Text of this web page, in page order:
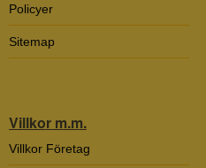
Policyer
Sitemap
Villkor m.m.
Villkor Företag